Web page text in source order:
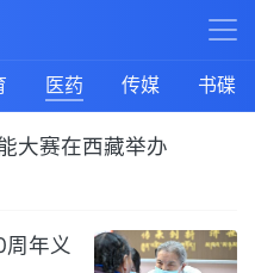
医药 传媒 书碟
大赛在西藏举办
年义